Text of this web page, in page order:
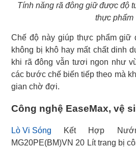
Tính năng rã đông giữ được độ
thực phẩm
Chế độ này giúp thực phẩm giữ
không bị khô hay mất chất dinh
khi rã đông vẫn tươi ngon như
các bước chế biến tiếp theo mà
gian chờ đợi.
Công nghệ EaseMax, vệ
Lò Vi Sóng Kết Hợp
MG20PE(BM)VN 20 Lít trang bị